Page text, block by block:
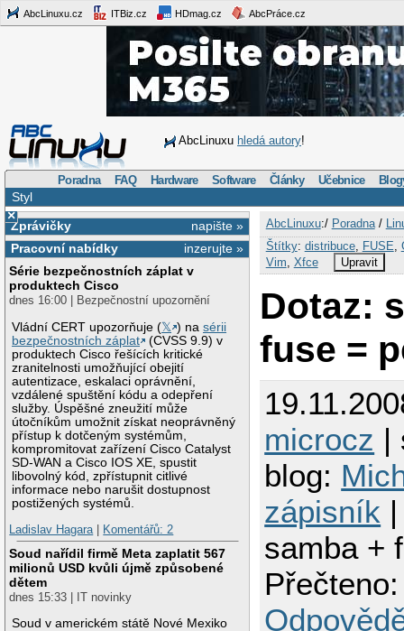
AbcLinuxu.cz ITBiz.cz HDmag.cz AbcPráce.cz
AbcLinuxu hledá autory!
Poradna FAQ Hardware Software Články Učebnice
Styl
×
napište »
Zprávičky
inzerujte »
Pracovní nabídky
Série bezpečnostních záplat v
produktech Cisco
dnes 16:00 | Bezpečnostní upozornění
Vládní CERT upozorňuje (𝕏 ) nasérii
bezpečnostních záplat
(CVSS 9.9) v
produktech Cisco řešících kritické
zranitelnosti umožňující obejití
autentizace, eskalaci oprávnění,
vzdálené spuštění kódu a odepření
služby. Úspěšné zneužití může
útočníkům umožnit získat neoprávněný
přístup k dotčeným systémům,
kompromitovat zařízení Cisco Catalyst
SD-WAN a Cisco IOS XE, spustit
libovolný kód, zpřístupnit citlivé
informace nebo narušit dostupnost
postižených systémů.
Ladislav Hagara| Komentářů: 2
Soud nařídil firmě Meta zaplatit 567
milionů USD kvůli újmě způsobené
dětem
dnes 15:33 | IT novinky
Soud v americkém státě Nové Mexiko
AbcLinuxu:/ Poradna/
Štítky: distribuce, FUSE
Vim Xfce Upravit
Dotaz:
fuse =
microcz |
blog:
zápisník
samba +